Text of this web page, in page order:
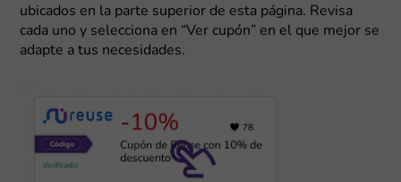
ubicados en la parte superior de esta página. Revisa
cada uno y selecciona en “Ver cupón” en el que mejor se
adapte a tus necesidades.